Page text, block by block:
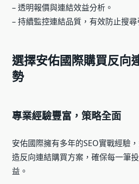
– 透明報價與連結效益分析。
– 持續監控連結品質，有效防止搜尋
選擇安佑國際購買反向
勢
專業經驗豐富，策略全面
安佑國際擁有多年的SEO實戰經驗
造反向連結購買方案，確保每一筆
益。